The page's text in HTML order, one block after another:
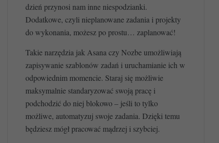
dzień przynosi nam inne niespodzianki.
Dodatkowe, czyli nieplanowane zadania i projekty
do wykonania, możesz po prostu… zaplanować!
Takie narzędzia jak Asana czy Nozbe umożliwiają
zapisywanie szablonów zadań i uruchamianie ich w
odpowiednim momencie. Staraj się możliwie
maksymalnie standaryzować swoją pracę i
podchodzić do niej blokowo – jeśli to tylko
możliwe, automatyzuj swoje zadania. Dzięki temu
będziesz mógł pracować mądrzej i szybciej.